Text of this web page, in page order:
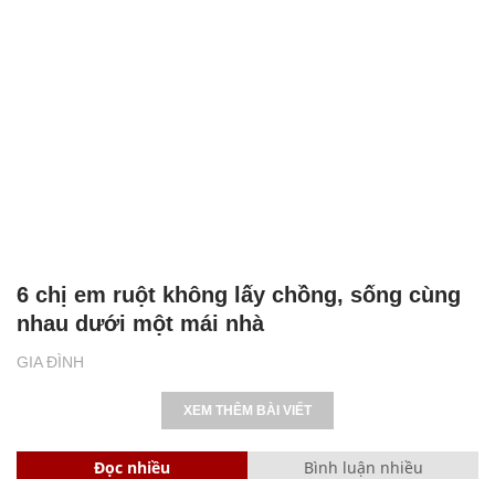
GIA ĐÌNH
6 chị em ruột không lấy chồng, sống cùng
nhau dưới một mái nhà
XEM THÊM BÀI VIẾT
Đọc nhiều Bình luận nhiều